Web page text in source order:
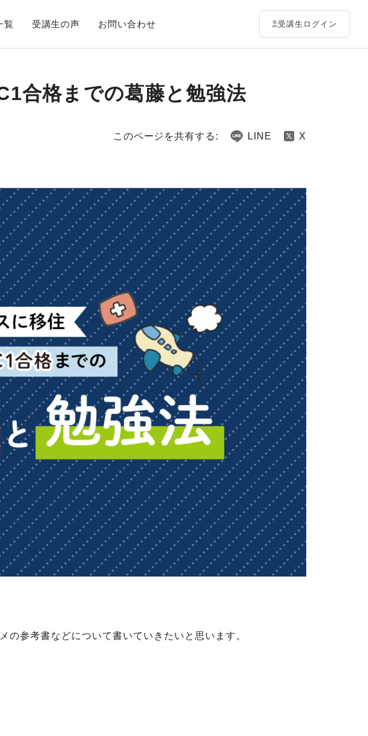
覧 受講生の声 お問い合わせ 受講生ログイン
合格までの葛藤と勉強法
このページを共有する: LINE X
参考書などについて書いていきたいと思います。